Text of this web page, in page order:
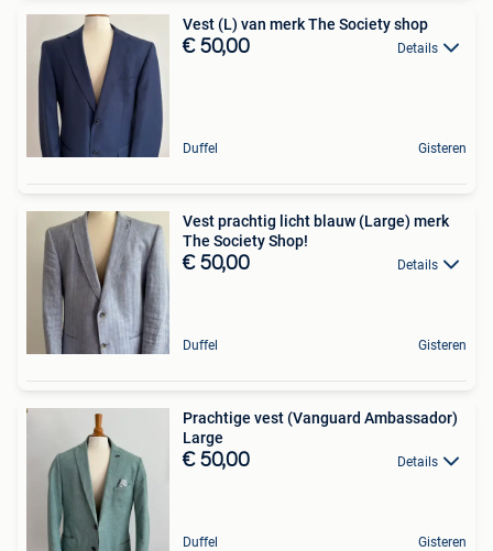
Vest (L) van merk The Society shop
€ 50,00 Details
Duffel Gisteren
Vest prachtig licht blauw (Large) merk
The Society Shop!
€ 50,00 Details
Duffel Gisteren
Prachtige vest (Vanguard Ambassador)
Large
€ 50,00 Details
Duffel Gisteren